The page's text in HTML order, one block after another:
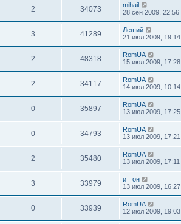
2 34073
mihail
28 сен 2009, 22:56
3 41289
Леший
21 июл 2009, 19:14
2 48318
RomUA
15 июл 2009, 17:28
2 34117
RomUA
14 июл 2009, 10:14
0 35897
RomUA
13 июл 2009, 17:25
0 34793
RomUA
13 июл 2009, 17:21
2 35480
RomUA
13 июл 2009, 17:11
3 33979
иттон
13 июл 2009, 16:27
0 33939
RomUA
12 июл 2009, 19:03